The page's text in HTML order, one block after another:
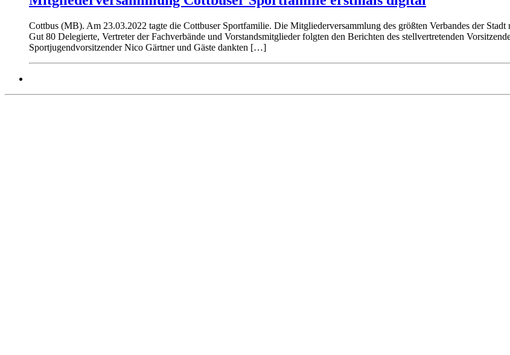
Cottbus (MB). Am 23.03.2022 tagte die Cottbuser Sportfamilie. Die Mitgliederversammlung des größten Verbandes der
Gut 80 Delegierte, Vertreter der Fachverbände und Vorstandsmitglieder folgten den Berichten des stellvertretenden
Sportjugendvorsitzender Nico Gärtner und Gäste dankten […]